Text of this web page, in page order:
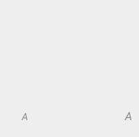
A A